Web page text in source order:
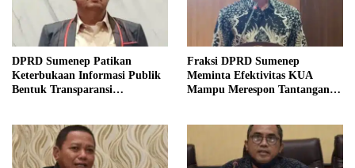
DPRD Sumenep Patikan
Keterbukaan Informasi Publik
Bentuk Transparansi
Fraksi DPRD Sumenep
Meminta Efektivitas KUA
Mampu Merespon Tantangan